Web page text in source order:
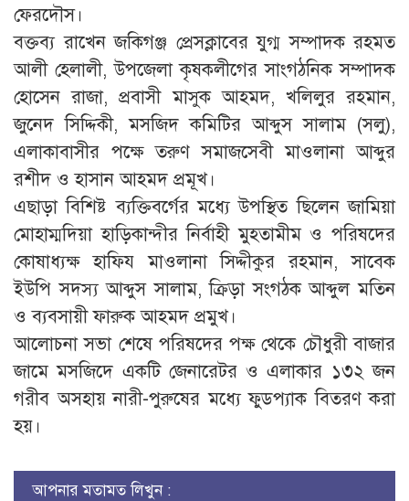
ফেরদৌস।
বক্তব্য রাখেন জকিগঞ্জ প্রেসক্লাবের যুগ্ম সম্পাদক রহমত
আলী হেলালী, উপজেলা কৃষকলীগের সাংগঠনিক সম্পাদক
হোসেন রাজা, প্রবাসী মাসুক আহমদ, খলিলুর রহমান,
জুনেদ সিদ্দিকী, মসজিদ কমিটির আব্দুস সালাম (সলু),
এলাকাবাসীর পক্ষে তরুণ সমাজসেবী মাওলানা আব্দুর
রশীদ ও হাসান আহমদ প্রমূখ।
এছাড়া বিশিষ্ট ব্যক্তিবর্গের মধ্যে উপস্থিত ছিলেন জামিয়া
মোহাম্মদিয়া হাড়িকান্দীর নির্বাহী মুহতামীম ও পরিষদের
কোষাধ্যক্ষ হাফিয মাওলানা সিদ্দীকুর রহমান, সাবেক
ইউপি সদস্য আব্দুস সালাম, ক্রিড়া সংগঠক আব্দুল মতিন
ও ব্যবসায়ী ফারুক আহমদ প্রমুখ।
আলোচনা সভা শেষে পরিষদের পক্ষ থেকে চৌধুরী বাজার
জামে মসজিদে একটি জেনারেটর ও এলাকার ১৩২ জন
গরীব অসহায় নারী-পুরুষের মধ্যে ফুডপ্যাক বিতরণ করা
হয়।
আপনার মতামত লিখুন :